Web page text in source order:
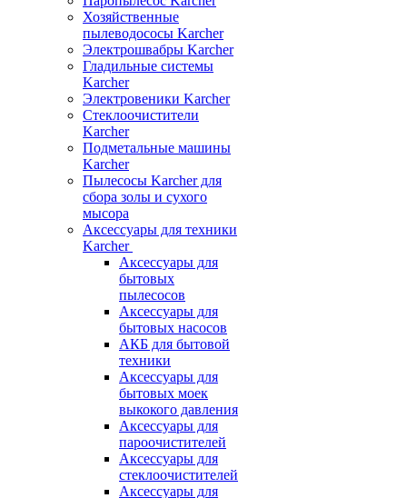
Хозяйственные
пылеводососы Karcher
Электрошвабры Karcher
Гладильные системы
Karcher
Электровеники Karcher
Стеклоочистители
Karcher
Подметальные машины
Karcher
Пылесосы Karcher для
сбора золы и сухого
мысора
Аксессуары для техники
Karcher
Аксессуары для
бытовых
пылесосов
Аксессуары для
бытовых насосов
АКБ для бытовой
техники
Аксессуары для
бытовых моек
выкокого давления
Аксессуары для
пароочистителей
Аксессуары для
стеклоочистителей
Аксессуары для